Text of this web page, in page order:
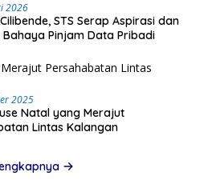
2026
STS Serap Aspirasi dan
Pinjam Data Pribadi
2025
Natal yang Merajut
Lintas Kalangan